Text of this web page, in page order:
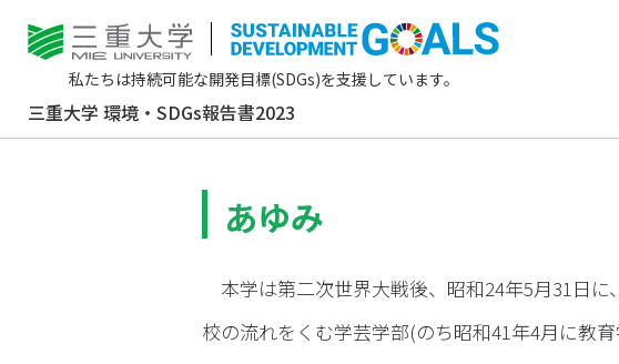
三重大学
私たちは持続可能な開発目標(SDGs)を支援しています。
三重大学 環境・SDGs報告書2023
1 三重大学の概要
あゆみ
本学は第二次世界大戦後、昭和24年5月31日
校の流れをくむ学芸学部(のち昭和41年4月に教